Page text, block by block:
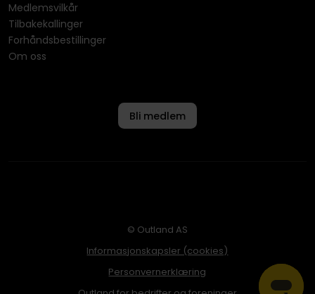
Medlemsvilkår
Tilbakekallinger
Forhåndsbestillinger
Om oss
Bli medlem
© Outland AS
Informasjonskapsler (cookies)
Personvernerklæring